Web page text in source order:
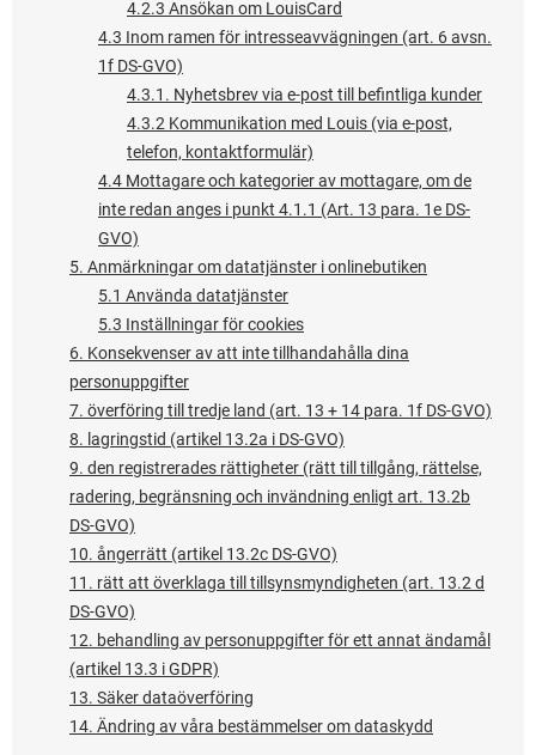
4.2.3 Ansökan om LouisCard
4.3 Inom ramen för intresseavvägningen (art. 6 avsn.
1f DS-GVO)
4.3.1. Nyhetsbrev via e-post till befintliga kunder
4.3.2 Kommunikation med Louis (via e-post,
telefon, kontaktformulär)
4.4 Mottagare och kategorier av mottagare, om de
inte redan anges i punkt 4.1.1 (Art. 13 para. 1e DS-
GVO)
5. Anmärkningar om datatjänster i onlinebutiken
5.1 Använda datatjänster
5.3 Inställningar för cookies
6. Konsekvenser av att inte tillhandahålla dina
personuppgifter
7. överföring till tredje land (art. 13 + 14 para. 1f DS-GVO)
8. lagringstid (artikel 13.2a i DS-GVO)
9. den registrerades rättigheter (rätt till tillgång, rättelse,
radering, begränsning och invändning enligt art. 13.2b
DS-GVO)
10. ångerrätt (artikel 13.2c DS-GVO)
11. rätt att överklaga till tillsynsmyndigheten (art. 13.2 d
DS-GVO)
12. behandling av personuppgifter för ett annat ändamål
(artikel 13.3 i GDPR)
13. Säker dataöverföring
14. Ändring av våra bestämmelser om dataskydd